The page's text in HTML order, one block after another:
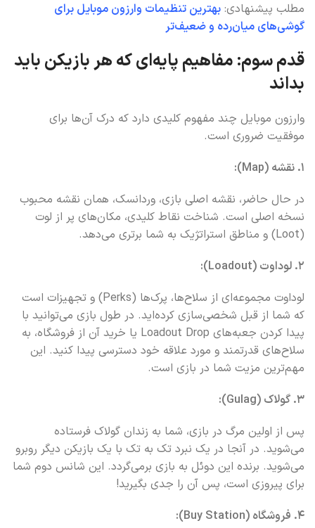
مطلب پیشنهادی: بهترین تنظیمات وارزون موبایل برای
گوشی‌های میان‌رده و ضعیف‌تر
قدم سوم: مفاهیم پایه‌ای که هر بازیکن باید
بداند
وارزون موبایل چند مفهوم کلیدی دارد که درک آن‌ها برای
موفقیت ضروری است.
1. نقشه (Map):
در حال حاضر، نقشه اصلی بازی، وردانسک، همان نقشه محبوب
نسخه اصلی است. شناخت نقاط کلیدی، مکان‌های پر از لوت
(Loot) و مناطق استراتژیک به شما برتری می‌دهد.
2. لوداوت (Loadout):
لوداوت مجموعه‌ای از سلاح‌ها، پرک‌ها (Perks) و تجهیزات است
که شما از قبل شخصی‌سازی کرده‌اید. در طول بازی می‌توانید با
پیدا کردن جعبه‌های Loadout Drop یا خرید آن از فروشگاه، به
سلاح‌های قدرتمند و مورد علاقه خود دسترسی پیدا کنید. این
مهم‌ترین مزیت شما در بازی است.
3. گولاک (Gulag):
پس از اولین مرگ در بازی، شما به زندان گولاک فرستاده
می‌شوید. در آنجا در یک نبرد تک به تک با یک بازیکن دیگر روبرو
می‌شوید. برنده این دوئل به بازی برمی‌گردد. این شانس دوم شما
برای پیروزی است، پس آن را جدی بگیرید!
4. فروشگاه (Buy Station):